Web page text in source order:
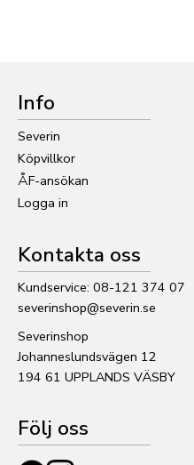
Info
Severin
Köpvillkor
ÅF-ansökan
Logga in
Kontakta oss
Kundservice: 08-121 374 07
severinshop@severin.se
Severinshop
Johanneslundsvägen 12
194 61 UPPLANDS VÄSBY
Följ oss